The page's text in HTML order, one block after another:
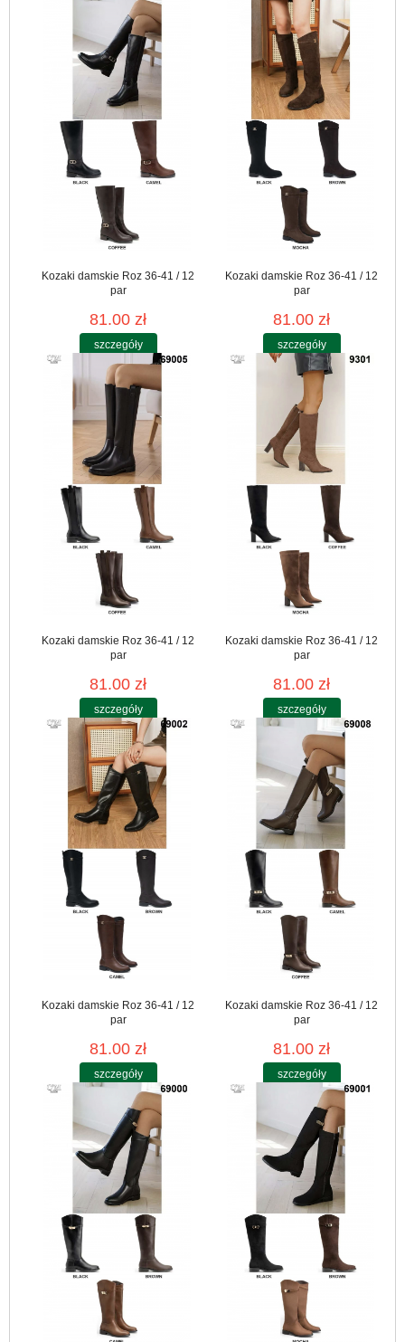
Kozaki damskie Roz 36-41 / 12
par
81.00 zł
szczegóły
Kozaki damskie Roz 36-41 / 12
par
81.00 zł
szczegóły
Kozaki damskie Roz 36-41 / 12
par
81.00 zł
szczegóły
Kozaki damskie Roz 36-41 / 12
par
81.00 zł
szczegóły
Kozaki damskie Roz 36-41 / 12
par
81.00 zł
szczegóły
Kozaki damskie Roz 36-41 / 12
par
81.00 zł
szczegóły